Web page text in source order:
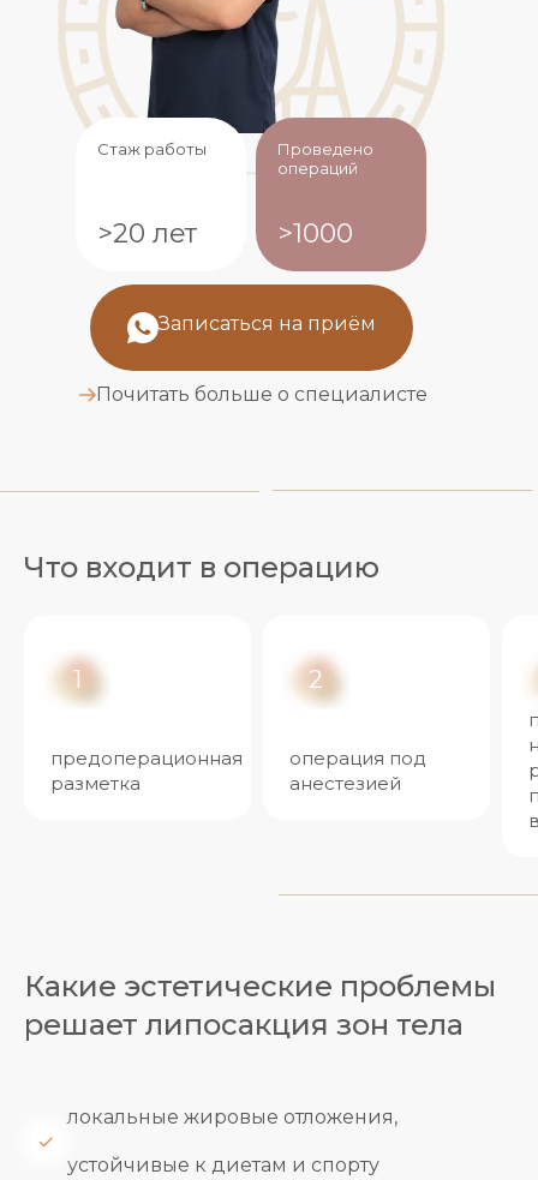
Стаж работы
>20 лет
Проведено
операций
>1000
Записаться на приём
Почитать больше о специалисте
Что входит в операцию
1
предоперационная
разметка
2
операция под
анестезией
Какие эстетические проблемы
решает липосакция зон тела
локальные жировые отложения,
устойчивые к диетам и спорту